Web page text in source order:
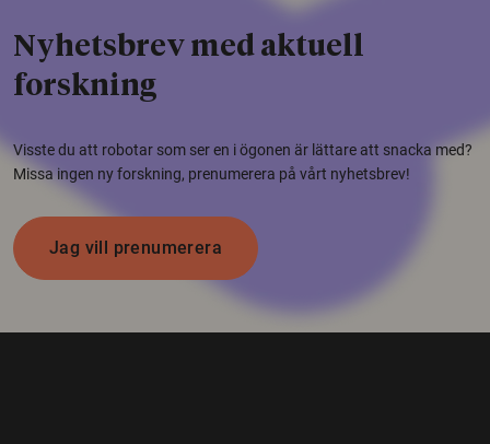
Nyhetsbrev med aktuell
forskning
Visste du att robotar som ser en i ögonen är lättare att snacka med?
Missa ingen ny forskning, prenumerera på vårt nyhetsbrev!
Jag vill prenumerera